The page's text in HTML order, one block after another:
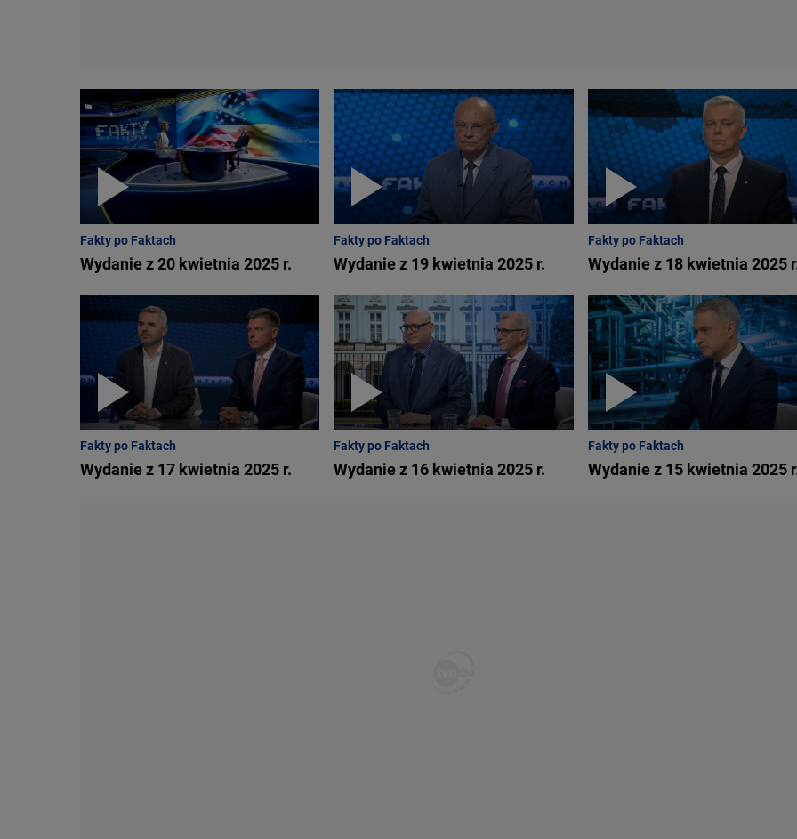
Fakty po Faktach
Wydanie z 20 kwietnia 2025 r.
Fakty po Faktach
Wydanie z 19 kwietnia 2025 r.
Fakty po Faktach
Wydanie z 18 kwietnia 2025
Fakty po Faktach
Wydanie z 17 kwietnia 2025 r.
Fakty po Faktach
Wydanie z 16 kwietnia 2025 r.
Fakty po Faktach
Wydanie z 15 kwietnia 2025